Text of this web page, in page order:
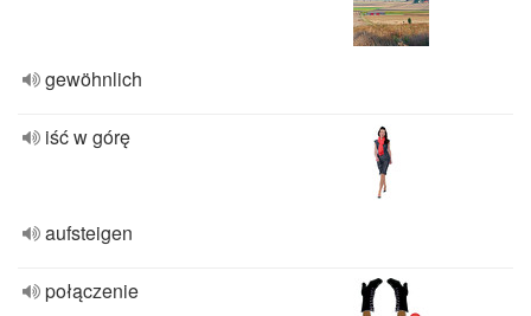
gewöhnlich
iść w górę
aufsteigen
połączenie